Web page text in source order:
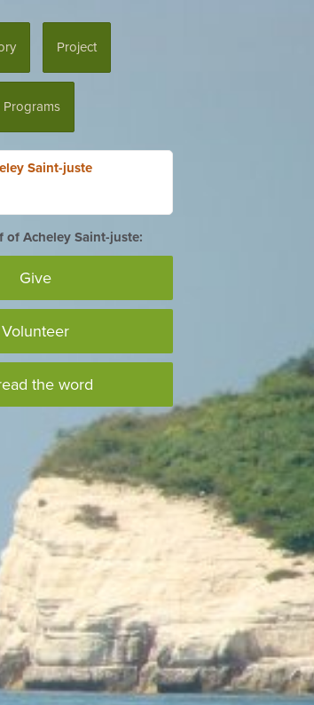
Project
Saint-juste
of Acheley Saint-juste:
Give
Volunteer
the word